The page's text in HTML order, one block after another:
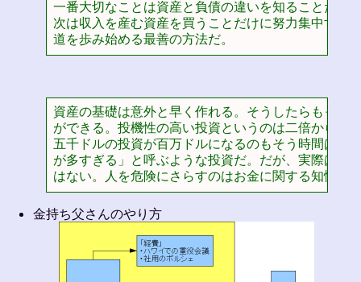
一番大切なことは資産と負債の違いを知ることだ。
次は収入を産む資産を買うことだけに努力集中する
道を歩み始める最善の方法だ。
資産の基礎は意外と早く作れる。そうしたらもっと
ができる。投機性の高い投資というのは二倍から無
五千ドルの投資が百万ドルになるのもそう時間はか
が多すぎる」と呼ぶような投資だ。だが、実際は投
はない。人を危険にさらすのはお金に関する知性の
金持ち父さんのやり方